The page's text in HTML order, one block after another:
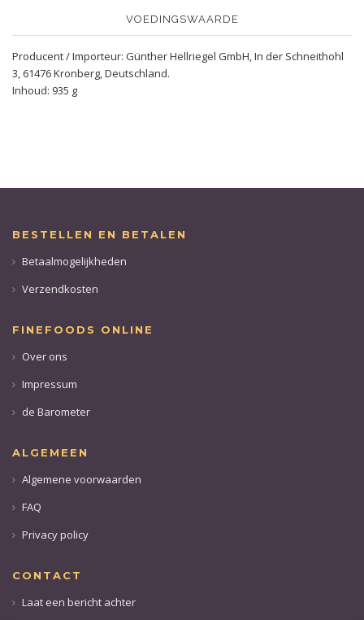
VOEDINGSWAARDE
Producent / Importeur: Günther Hellriegel GmbH, In der Schneithohl
3, 61476 Kronberg, Deutschland.
Inhoud: 935 g
BESTELLEN EN BETALEN
Betaalmogelijkheden
Verzendkosten
FINEFOODS ONLINE
Over ons
Impressum
de Barometer
ALGEMEEN
Algemene voorwaarden
FAQ
Privacy policy
CONTACT
Laat een bericht achter